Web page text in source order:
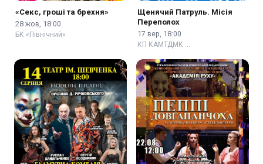
«Секс, гроші та брехня»
28 жов, 18:00
БК «Північний»
Щенячий Патруль. Місія
Переполох
17 вер, 18:00
КП КАМТДМК …